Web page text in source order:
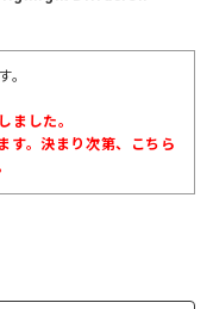
。
ました。
す。決まり次第、こちら